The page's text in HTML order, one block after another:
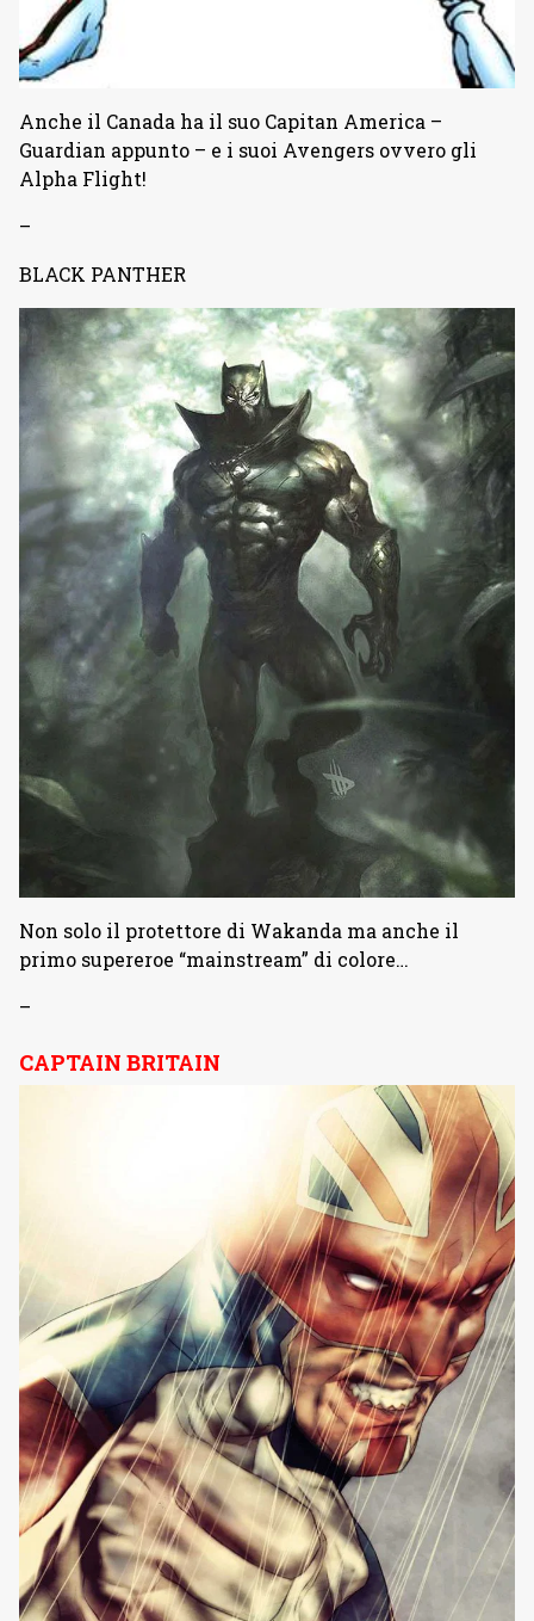
Anche il Canada ha il suo Capitan America –
Guardian appunto – e i suoi Avengers ovvero gli
Alpha Flight!
–
BLACK PANTHER
Non solo il protettore di Wakanda ma anche il
primo supereroe “mainstream” di colore…
–
CAPTAIN BRITAIN